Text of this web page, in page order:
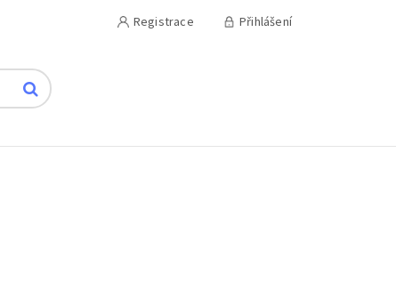
Registrace Přihlášení